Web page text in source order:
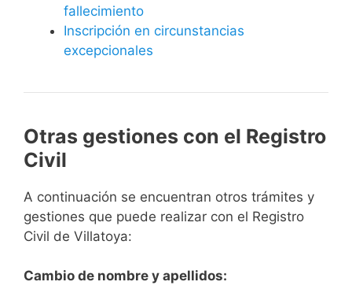
fallecimiento
Inscripción en circunstancias
excepcionales
Otras gestiones con el Registro
Civil
A continuación se encuentran otros trámites y
gestiones que puede realizar con el Registro
Civil de Villatoya:
Cambio de nombre y apellidos: